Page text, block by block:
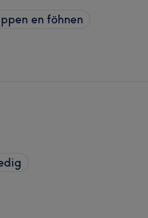
en föhnen